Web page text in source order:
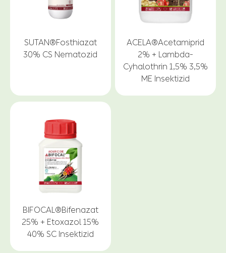
SUTAN®Fosthiazat
30% CS Nematozid
ACELA®Acetamiprid
2% + Lambda-
Cyhalothrin 1,5% 3,5%
ME Insektizid
BIFOCAL®Bifenazat
25% + Etoxazol 15%
40% SC Insektizid